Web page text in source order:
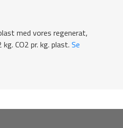
med vores regenerat,
CO2 pr. kg. plast.Se